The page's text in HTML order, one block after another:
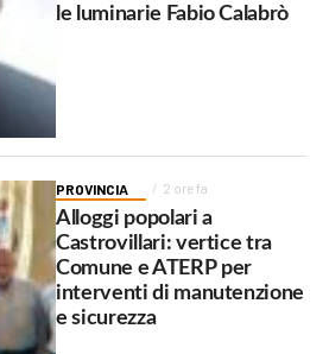
le luminarie Fabio Calabrò
PROVINCIA 2 ore fa
Alloggi popolari a
Castrovillari: vertice tra
Comune e ATERP per
interventi di manutenzione
e sicurezza